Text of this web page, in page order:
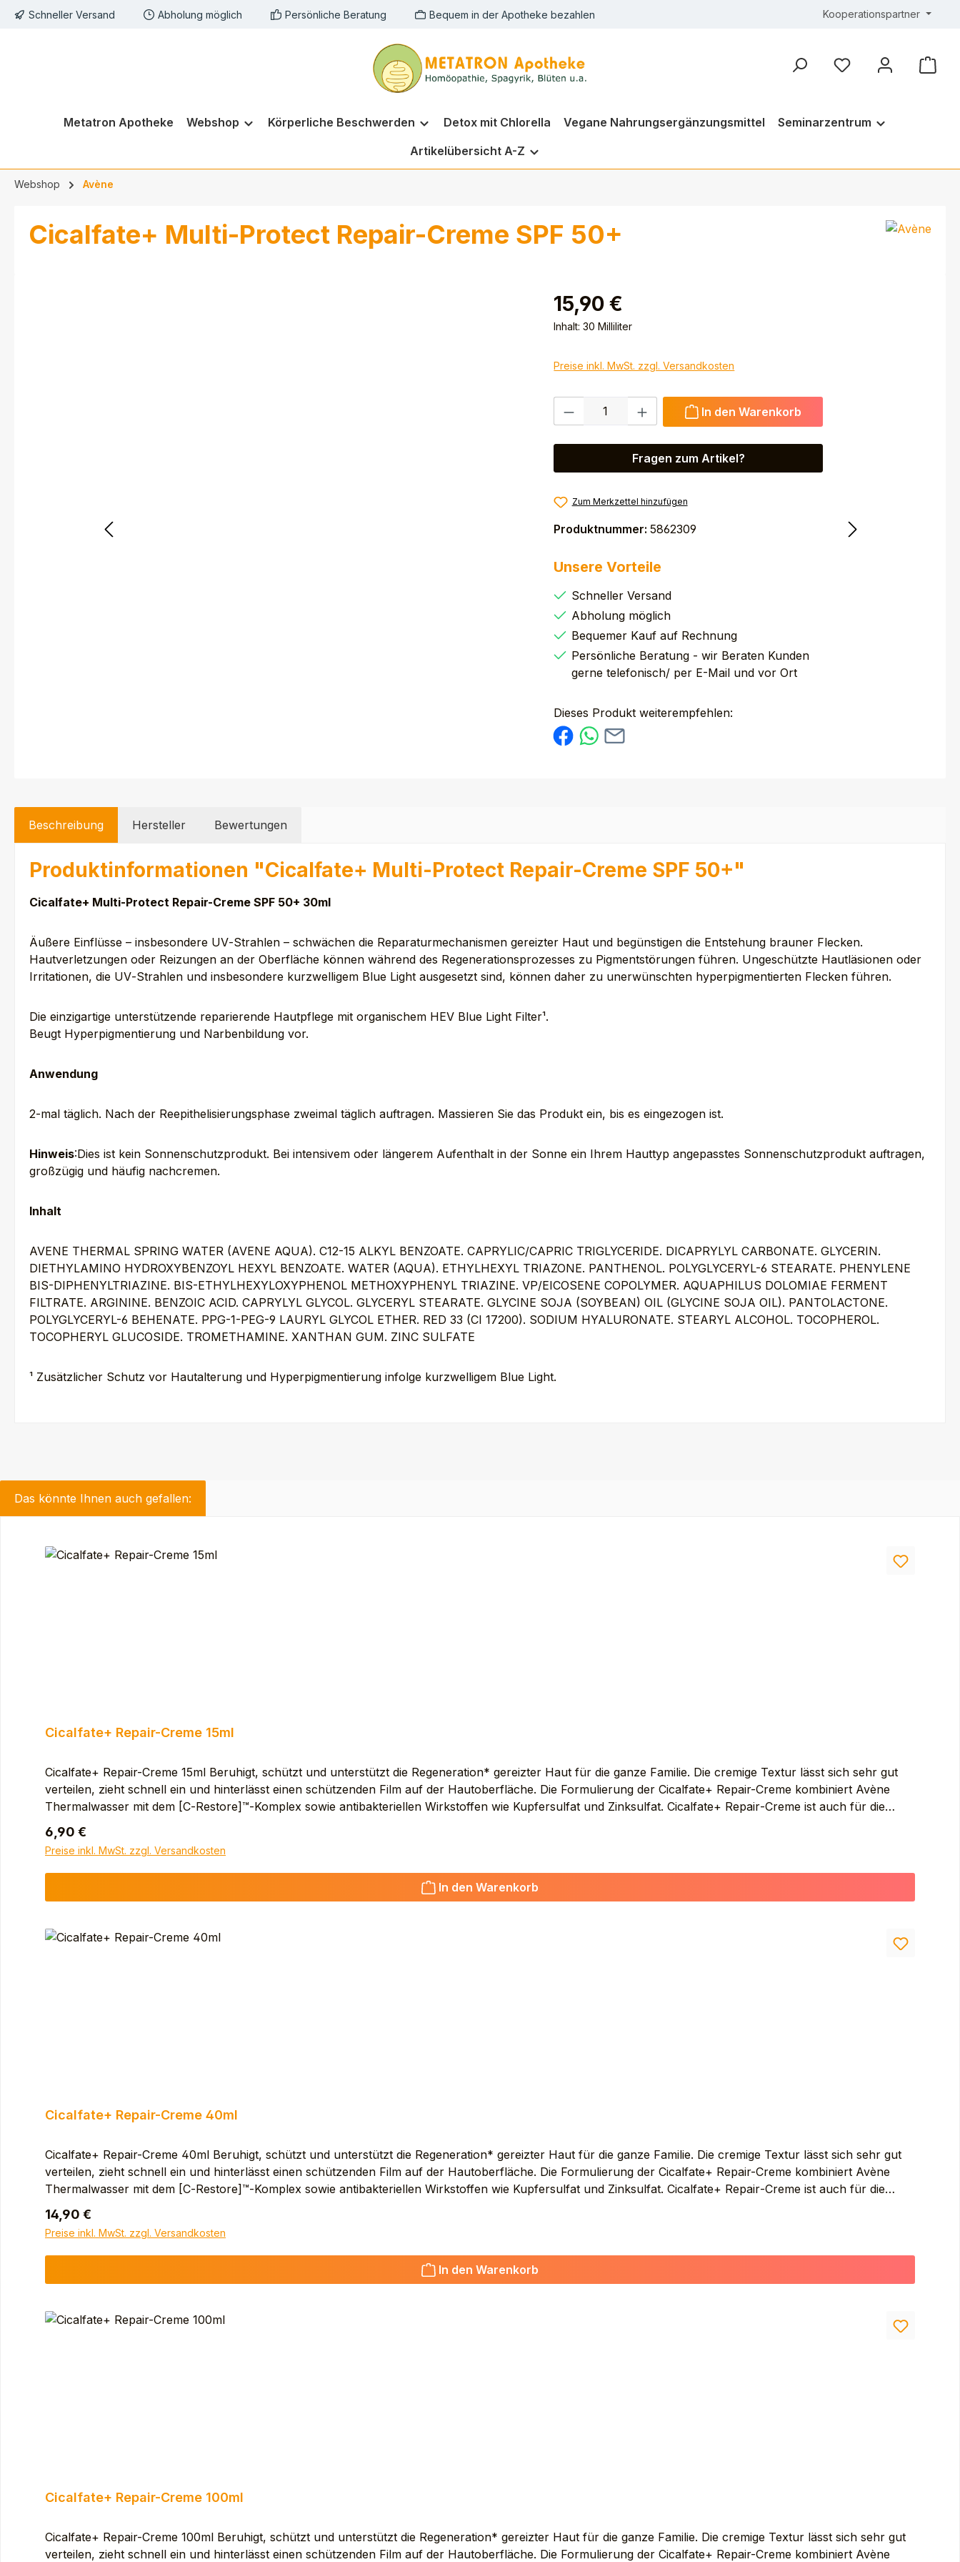
Zur Hauptnavigation springen
Schneller Versand Abholung möglich Persönliche Beratung Bequem in der Apotheke bezahlen Kooperationspartner
Metatron Apotheke Webshop Körperliche Beschwerden Detox mit Chlorella Vegane Nahrungsergänzungsmittel
Seminarzentrum
Artikelübersicht A-Z
Webshop Avène
Cicalfate+ Multi-Protect Repair-Creme SPF 50+
15,90 €
Inhalt:30 Milliliter
Preise inkl. MwSt. zzgl. Versandkosten
Produkt Anzahl: Gib den gewünschten Wert ein oder benutze die
In den Warenkorb
Fragen zum Artikel?
Zum Merkzettel hinzufügen
Produktnummer:5862309
Unsere Vorteile
Schneller Versand
Abholung möglich
Bequemer Kauf auf Rechnung
Persönliche Beratung - wir Beraten Kunden
gerne telefonisch/ per E-Mail und vor Ort
Dieses Produkt weiterempfehlen:
Beschreibung Hersteller Bewertungen
Produktinformationen "Cicalfate+ Multi-Protect Repair-Creme SPF 50+"
Cicalfate+ Multi-Protect Repair-Creme SPF 50+ 30ml
Äußere Einflüsse – insbesondere UV‑Strahlen – schwächen die Reparaturmechanismen gereizter Haut und begünstigen die Entstehung brauner Flecken.
Hautverletzungen oder Reizungen an der Oberfläche können während des Regenerationsprozesses zu Pigmentstörungen führen. Ungeschützte Hautläsionen oder
Irritationen, die UV‑Strahlen und insbesondere kurzwelligem Blue Light ausgesetzt sind, können daher zu unerwünschten hyperpigmentierten Flecken führen.
Die einzigartige unterstützende reparierende Hautpflege mit organischem HEV Blue Light Filter¹.
Beugt Hyperpigmentierung und Narbenbildung vor.
Anwendung
2-mal täglich. Nach der Reepithelisierungsphase zweimal täglich auftragen. Massieren Sie das Produkt ein, bis es eingezogen ist.
Hinweis:Dies ist kein Sonnenschutzprodukt. Bei intensivem oder längerem Aufenthalt in der Sonne ein Ihrem Hauttyp angepasstes Sonnenschutzprodukt auftragen,
großzügig und häufig nachcremen.
Inhalt
AVENE THERMAL SPRING WATER (AVENE AQUA). C12-15 ALKYL BENZOATE. CAPRYLIC/CAPRIC TRIGLYCERIDE. DICAPRYLYL CARBONATE. GLYCERIN.
DIETHYLAMINO HYDROXYBENZOYL HEXYL BENZOATE. WATER (AQUA). ETHYLHEXYL TRIAZONE. PANTHENOL. POLYGLYCERYL-6 STEARATE. PHENYLENE
BIS-DIPHENYLTRIAZINE. BIS-ETHYLHEXYLOXYPHENOL METHOXYPHENYL TRIAZINE. VP/EICOSENE COPOLYMER. AQUAPHILUS DOLOMIAE FERMENT
FILTRATE. ARGININE. BENZOIC ACID. CAPRYLYL GLYCOL. GLYCERYL STEARATE. GLYCINE SOJA (SOYBEAN) OIL (GLYCINE SOJA OIL). PANTOLACTONE.
POLYGLYCERYL-6 BEHENATE. PPG-1-PEG-9 LAURYL GLYCOL ETHER. RED 33 (CI 17200). SODIUM HYALURONATE. STEARYL ALCOHOL. TOCOPHEROL.
TOCOPHERYL GLUCOSIDE. TROMETHAMINE. XANTHAN GUM. ZINC SULFATE
¹ Zusätzlicher Schutz vor Hautalterung und Hyperpigmentierung infolge kurzwelligem Blue Light.
Das könnte Ihnen auch gefallen:
Cicalfate+ Repair-Creme 15ml
Cicalfate+ Repair-Creme 15ml Beruhigt, schützt und unterstützt die Regeneration* gereizter Haut für die ganze Familie. Die cremige Textur lässt sich sehr gut
verteilen, zieht schnell ein und hinterlässt einen schützenden Film auf der Hautoberfläche. Die Formulierung der Cicalfate+ Repair-Creme kombiniert Avène
Thermalwasser mit dem [C‑Restore]™‑Komplex sowie antibakteriellen Wirkstoffen wie Kupfersulfat und Zinksulfat. Cicalfate+ Repair‑Creme ist auch für die
äußere Anwendung im Intimbereich geeignet. Anwendung Mehrmals täglich Inhalt AVENE THERMAL SPRING WATER (AVENE AQUA). CAPRYLIC/CAPRIC
TRIGLYCERIDE. MINERAL OIL (PARAFFINUM LIQUIDUM). GLYCERIN. HYDROGENATED VEGETABLE OIL. ZINC OXIDE. PROPYLENE GLYCOL.
POLYGLYCERYL-2 SESQUIISOSTEARATE. PEG-22/DODECYL GLYCOL COPOLYMER. ALUMINUM STEARATE. AQUAPHILUS DOLOMIAE FERMENT
FILTRATE. ARGININE. BEESWAX (CERA ALBA). COPPER SULFATE. MAGNESIUM STEARATE. MAGNESIUM SULFATE. MICROCRYSTALLINE WAX (CERA
MICROCRISTALLINA). TROMETHAMINE. ZINC SULFATE *Unterstützt die natürliche Hautregeneration.
Regulärer Preis:
6,90 €
Preise inkl. MwSt. zzgl. Versandkosten
In den Warenkorb
Cicalfate+ Repair-Creme 40ml
Cicalfate+ Repair-Creme 40ml Beruhigt, schützt und unterstützt die Regeneration* gereizter Haut für die ganze Familie. Die cremige Textur lässt sich sehr gut
verteilen, zieht schnell ein und hinterlässt einen schützenden Film auf der Hautoberfläche. Die Formulierung der Cicalfate+ Repair-Creme kombiniert Avène
Thermalwasser mit dem [C‑Restore]™‑Komplex sowie antibakteriellen Wirkstoffen wie Kupfersulfat und Zinksulfat. Cicalfate+ Repair‑Creme ist auch für die
äußere Anwendung im Intimbereich geeignet. Anwendung Mehrmals täglich Inhalt AVENE THERMAL SPRING WATER (AVENE AQUA). CAPRYLIC/CAPRIC
TRIGLYCERIDE. MINERAL OIL (PARAFFINUM LIQUIDUM). GLYCERIN. HYDROGENATED VEGETABLE OIL. ZINC OXIDE. PROPYLENE GLYCOL.
POLYGLYCERYL-2 SESQUIISOSTEARATE. PEG-22/DODECYL GLYCOL COPOLYMER. ALUMINUM STEARATE. AQUAPHILUS DOLOMIAE FERMENT
FILTRATE. ARGININE. BEESWAX (CERA ALBA). COPPER SULFATE. MAGNESIUM STEARATE. MAGNESIUM SULFATE. MICROCRYSTALLINE WAX (CERA
MICROCRISTALLINA). TROMETHAMINE. ZINC SULFATE *Unterstützt die natürliche Hautregeneration.
Regulärer Preis:
14,90 €
Preise inkl. MwSt. zzgl. Versandkosten
In den Warenkorb
Cicalfate+ Repair-Creme 100ml
Cicalfate+ Repair-Creme 100ml Beruhigt, schützt und unterstützt die Regeneration* gereizter Haut für die ganze Familie. Die cremige Textur lässt sich sehr gut
verteilen, zieht schnell ein und hinterlässt einen schützenden Film auf der Hautoberfläche. Die Formulierung der Cicalfate+ Repair-Creme kombiniert Avène